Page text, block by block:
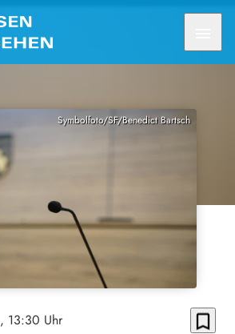
Symbolfoto/SF/Benedict Bartsch
, 13:30 Uhr bookmark_border